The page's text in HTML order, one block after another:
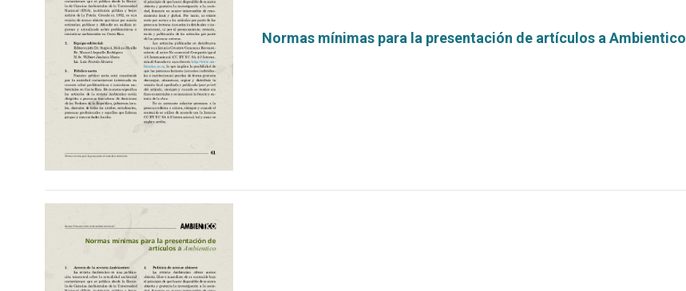
Normas mínimas para la presentación de artículos a Ambientico